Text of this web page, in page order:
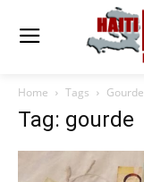
Home Tags Gourde
Tag: gourde